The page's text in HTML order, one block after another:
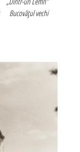
Bucovăţul vechi